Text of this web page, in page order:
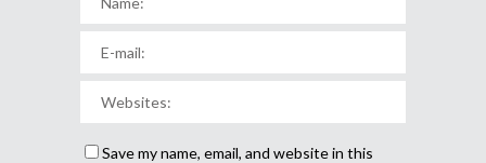
Save my name, email, and website in this